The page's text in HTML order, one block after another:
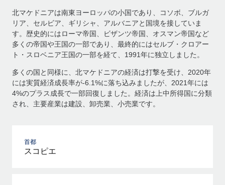
北マケドニアは南東ヨーロッパの小国であり、コソボ、ブルガ
リア、セルビア、ギリシャ、アルバニアと国境を接していま
す。歴史的にはローマ帝国、ビザンツ帝国、オスマン帝国など
多くの帝国や王国の一部であり、最終的にはセルブ・クロアー
ト・スロベニア王国の一部を経て、1991年に独立しました。
多くの国と同様に、北マケドニアの経済は打撃を受け、2020年
には実質経済成長率が-6.1%に落ち込みましたが、2021年には
4%のプラス成長で一部回復しました。経済は上中所得国に分類
され、主要産業は建設、卸売業、小売業です。
首都
スコピエ